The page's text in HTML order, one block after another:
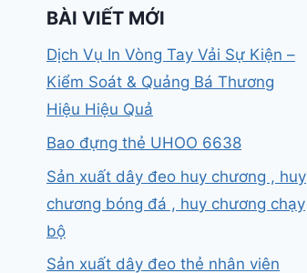
BÀI VIẾT MỚI
Dịch Vụ In Vòng Tay Vải Sự Kiện –
Kiểm Soát & Quảng Bá Thương
Hiệu Hiệu Quả
Bao đựng thẻ UHOO 6638
Sản xuất dây đeo huy chương , huy
chương bóng đá , huy chương chạy
bộ
Sản xuất dây đeo thẻ nhân viên